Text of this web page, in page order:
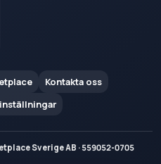
Kontakta oss
Sverige AB · 559052-0705